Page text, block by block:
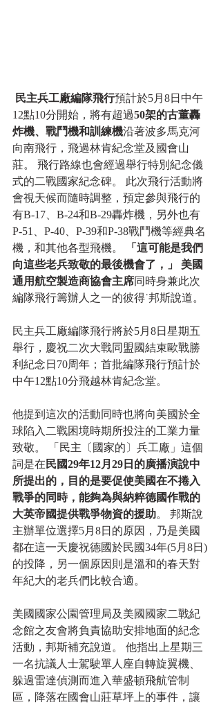
民主兵工廠編隊飛行預計於5月8日中午
12點10分開始，將有超過50架的古董轟
炸機、戰鬥機和訓練機沿著波多馬克河
向南飛行，飛過林肯紀念堂及國會山
莊。 飛行路線也會經過舉行特別紀念儀
式的二戰國家紀念碑。 此次飛行活動將
會視天候而隨時調整，預定參與飛行的
有B-17、B-24和B-29轟炸機，另外也有
P-51、P-40、P-39和P-38戰鬥機等經典名
機，和其他各型飛機。
「這可能是我們
向這些老兵致敬的最後機會了，」 美國
通用航空製造商協會主席同時身兼此次
編隊飛行籌辦人之一的彼得˙邦斯說道。
民主兵工廠編隊飛行將於5月8日星期五
舉行，慶祝二次大戰同盟國結束歐戰勝
利紀念日70周年；首批編隊飛行預計於
中午12點10分飛越林肯紀念堂。
他提到這次的活動同時也將向美國於全
球陷入二戰困境時期所投注的工業力量
致敬。 「民主〔國家的〕兵工廠」這個
詞是在 民國29年12月29日的廣播演說中
所提出的，目的是要促使美國在不捲入
戰爭的同時，能夠為與納粹德國作戰的
大英帝國提供戰爭物資的援助。 邦斯說
主辦單位選擇5月8日的原因，乃是美國
都在這一天慶祝德國於民國34年(5月8日)
的投降，另一個原因則是溫和的春天對
年紀大的老兵們比較合適。
美國國家公園管理局及美國國家二戰紀
念館之友會將負責協助安排地面的紀念
活動，邦斯補充說道。 他指出上星期三
一名抗議人士駕駛單人座自轉旋翼機、
躲過雷達偵測而進入華盛頓飛航管制
區，降落在國會山莊草坪上的事件，讓